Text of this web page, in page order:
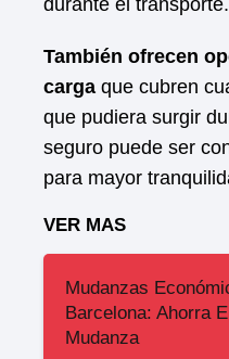
durante el transporte.
También ofrecen
carga que cubren
que pudiera surgir
seguro puede ser
para mayor
VER MAS
Mudanzas
Barcelona: Ahorra
Mudanza